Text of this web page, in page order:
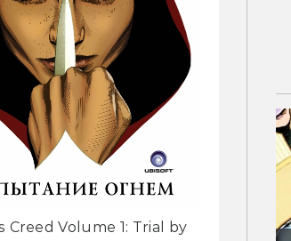
Creed Volume 1: Trial by